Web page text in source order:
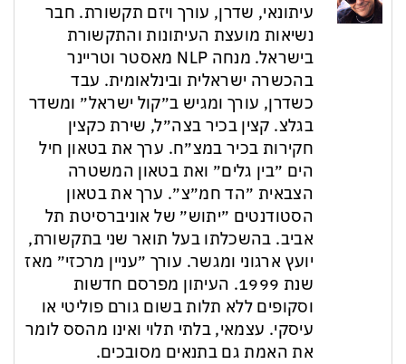
עיתונאי, שדרן, עורך ויזם תקשורת. חבר
נשיאות מועצת העיתונות והתקשורת
בישראל. מנחה NLP מאסטר וטריינר
בהכשרה ישראלית ובינלאומית. עבד
כשדרן, עורך ומגיש ב״קול ישראל״ ומשדר
בגלצ. קצין בכיר בצה״ל, שירת כקצין
חקירות בכיר במצ״ח. ערך את בטאון חיל
הים ״בין גלים״ ואת בטאון המשטרה
הצבאית ״הד חמ״צ״. ערך את בטאון
הסטודנטים ״יתוש״ של אוניברסיטת תל
אביב. בהשכלתו בעל תואר שני בתקשורת,
יועץ ארגוני ומגשר. עורך ״עניין מרכזי״ מאז
שנת 1999. העיתון מפרסם חדשות
וסקופים ללא תלות בשום גורם פוליטי או
עיסקי. עצמאי, בלתי תלוי ואינו מהסס לומר
את האמת גם בתנאים מסובכים.